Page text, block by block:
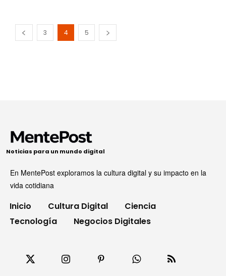
3 4 5
Noticias para un mundo digital
En MentePost exploramos la cultura digital y su impacto en la
vida cotidiana
Inicio Cultura Digital
Ciencia
Tecnología
Negocios Digitales